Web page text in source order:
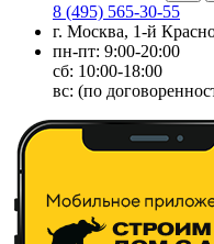
8 (495) 565-30-55
г. Москва, 1-й
пн-пт: 9:00-20:00
сб: 10:00-18:00
вс: (по